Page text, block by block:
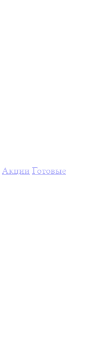
Акции Готовые